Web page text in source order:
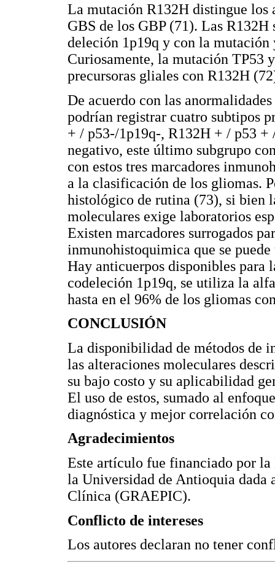
La mutación R132H distingue
GBS de los GBP (71). Las
deleción 1p19q y con la
Curiosamente, la mutación TP53
precursoras gliales con R132H
De acuerdo con las
podrían registrar cuatro subtipos
+ / p53-/1p19q-, R132H + / p53
negativo, este último subgrupo
con estos tres marcadores
a la clasificación de los gliomas.
histológico de rutina (73), si bien
moleculares exige laboratorios
Existen marcadores surrogados
inmunohistoquimica que se
Hay anticuerpos disponibles para
codeleción 1p19q, se utiliza la
hasta en el 96% de los gliomas
CONCLUSIÓN
La disponibilidad de métodos de
las alteraciones moleculares
su bajo costo y su aplicabilidad
El uso de estos, sumado al
diagnóstica y mejor correlación
Agradecimientos
Este artículo fue financiado por
la Universidad de Antioquia
Clínica (GRAEPIC).
Conflicto de intereses
Los autores declaran no tener